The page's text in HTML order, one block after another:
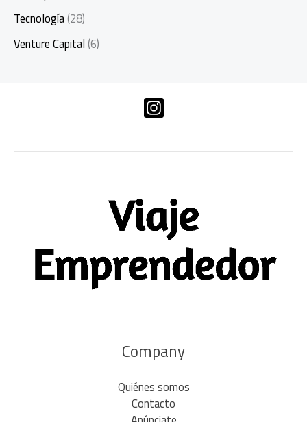
Tecnología(28)
Venture Capital(6)
Company
Quiénes somos
Contacto